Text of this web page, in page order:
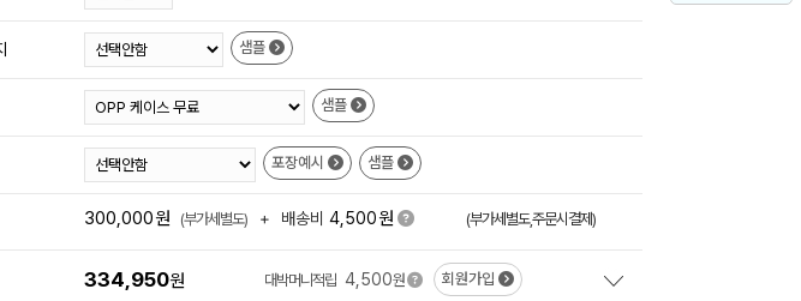
샘플
샘플
포장예시 샘플
300,000원 (부가세별도) + 배송비 4,500원 (부가세별도,주문시결제)
334,950원 대박머니적립 4,500원 회원가입